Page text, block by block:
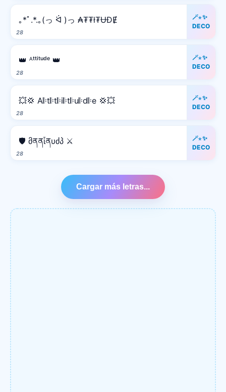
28
｡*ﾟ.*.｡(っ ᐛ )っ ₳₮₮ł₮ɄĐɆ
🪄⋆✨
DECO
28
👑 ᴬᵗᵗⁱᵗᵘᵈᵉ 👑
🪄⋆✨
DECO
28
💥💢 A𝄆t𝄆t𝄆i𝄆t𝄆u𝄆d𝄆e 💢💥
🪄⋆✨
DECO
28
🛡️ მནནἶནυძპ ⚔️
🪄⋆✨
DECO
Cargar más letras...